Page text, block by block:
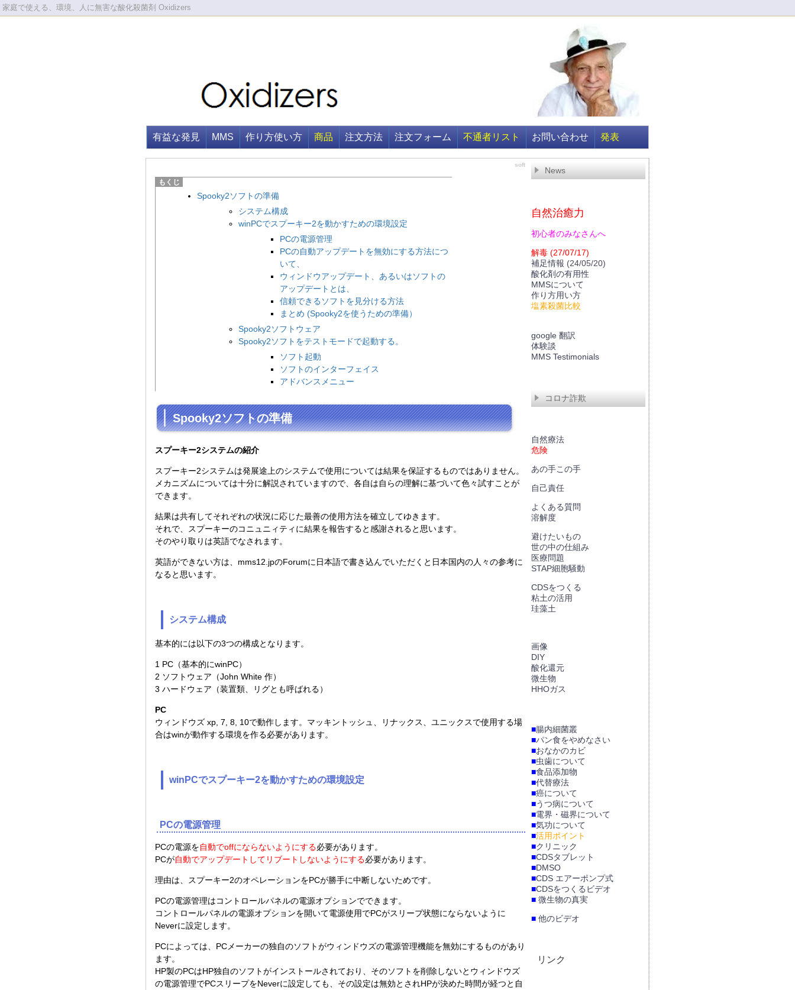
家庭で使える、環境、人に無害な酸化殺菌剤 Oxidizers
有益な発見 MMS 作り方使い方 商品 注文方法 注文フォーム 不通者リスト お問い合わせ 発表
soft
Spooky2ソフトの準備
システム構成
winPCでスプーキー2を動かすための環境設定
PCの電源管理
PCの自動アップデートを無効にする方法につ
いて、
ウィンドウアップデート、あるいはソフトの
アップデートとは、
信頼できるソフトを見分ける方法
まとめ (Spooky2を使うための準備）
Spooky2ソフトウェア
Spooky2ソフトをテストモードで起動する。
ソフト起動
ソフトのインターフェイス
アドバンスメニュー
Spooky2ソフトの準備
スプーキー2システムの紹介
スプーキー2システムは発展途上のシステムで使用については結果を保証するものではありません。
メカニズムについては十分に解説されていますので、各自は自らの理解に基づいて色々試すことが
できます。
結果は共有してそれぞれの状況に応じた最善の使用方法を確立してゆきます。
それで、スプーキーのコニュニィティに結果を報告すると感謝されると思います。
そのやり取りは英語でなされます。
英語ができない方は、mms12.jpのForumに日本語で書き込んでいただくと日本国内の人々の参考に
なると思います。
システム構成
基本的には以下の3つの構成となります。
1 PC（基本的にwinPC）
2 ソフトウェア（John White 作）
3 ハードウェア（装置類、リグとも呼ばれる）
PC
ウィンドウズ xp, 7, 8, 10で動作します。マッキントッシュ、リナックス、ユニックスで使用する場
合はwinが動作する環境を作る必要があります。
winPCでスプーキー2を動かすための環境設定
PCの電源管理
PCの電源を自動でoffにならないようにする必要があります。
PCが自動でアップデートしてリブートしないようにする必要があります。
理由は、スプーキー2のオペレーションをPCが勝手に中断しないためです。
PCの電源管理はコントロールパネルの電源オプションでできます。
コントロールパネルの電源オプションを開いて電源使用でPCがスリープ状態にならないように
Neverに設定します。
PCによっては、PCメーカーの独自のソフトがウィンドウズの電源管理機能を無効にするものがあり
ます。
HP製のPCはHP独自のソフトがインストールされており、そのソフトを削除しないとウィンドウズ
の電源管理でPCスリープをNeverに設定しても、その設定は無効とされHPが決めた時間が経つと自
News
自然治癒力
初心者のみなさんへ
解毒 (27/07/17)
補足情報 (24/05/20)
酸化剤の有用性
MMSについて
作り方用い方
塩素殺菌比較
google 翻訳
体験談
MMS Testimonials
コロナ詐欺
自然療法
危険
あの手この手
自己責任
よくある質問
溶解度
避けたいもの
世の中の仕組み
医療問題
STAP細胞騒動
CDSをつくる
粘土の活用
珪藻土
画像
DIY
酸化還元
微生物
HHOガス
■腸内細菌叢
■パン食をやめなさい
■おなかのカビ
■虫歯について
■食品添加物
■代替療法
■癌について
■うつ病について
■電界・磁界について
■気功について
■活用ポイント
■クリニック
■CDSタブレット
■DMSO
■CDS エアーポンプ式
■CDSをつくるビデオ
■ 微生物の真実
■ 他のビデオ
リンク